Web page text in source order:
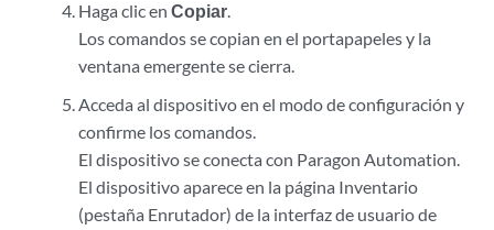
Haga clic en Copiar.
Los comandos se copian en el portapapeles y la
ventana emergente se cierra.
Acceda al dispositivo en el modo de configuración y
confirme los comandos.
El dispositivo se conecta con Paragon Automation.
El dispositivo aparece en la página Inventario
(pestaña Enrutador) de la interfaz de usuario de